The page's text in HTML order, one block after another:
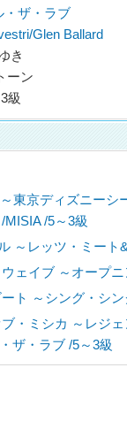
・ザ・ラブ
Glen Ballard
き
ーン
級
東京ディズニーシ
MISIA/5～3級
～レッツ・ミート
ェイブ ～オープ
ト ～シング・シ
・ミシカ ～レジ
ザ・ラブ /5～3級